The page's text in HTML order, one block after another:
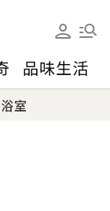
品味生活
浴室